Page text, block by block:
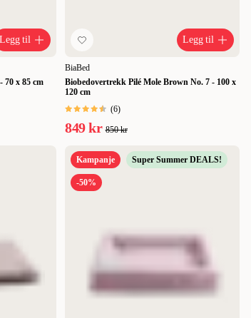
Legg til
70 x 85 cm
Legg til
BiaBed
Biobedovertrekk Pilé Mole Brown No. 7 - 100 x
120 cm
(6)
849 kr 850 kr
Kampanje Super Summer DEALS!
-50%